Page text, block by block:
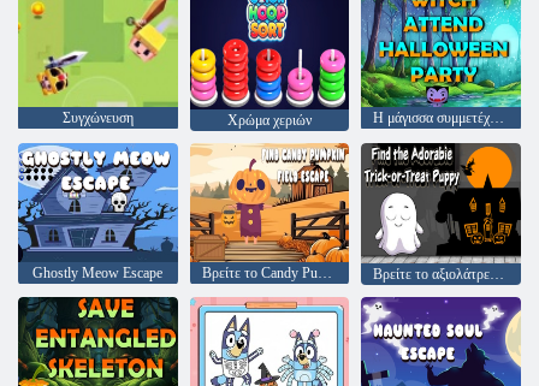
Συγχώνευση Χρώμα χεριών Η μάγισσα συμμετέχει στο Halloween Party
Ghostly Meow Escape Βρείτε το Candy Pumpkin Field Escape Βρείτε το αξιολάτρευτο κουτάβι Trick-or-Treat